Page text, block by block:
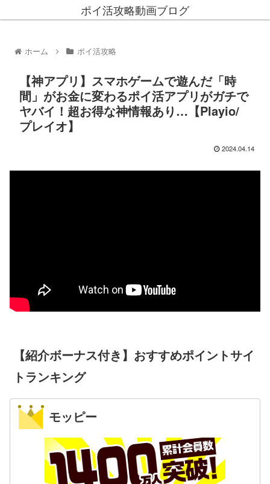
ポイ活攻略動画ブログ
ホーム ポイ活攻略
【神アプリ】スマホゲームで遊んだ「時
間」がお金に変わるポイ活アプリがガチで
ヤバイ！超お得な神情報あり…【Playio/
プレイオ】
2024.04.14
【紹介ボーナス付き】おすすめポイントサイ
トランキング
モッピー